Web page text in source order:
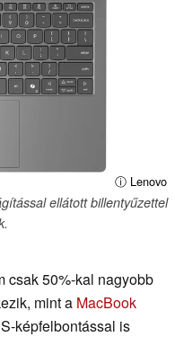
ⓘ Lenovo
ellátott billentyűzettel
csak 50%-kal nagyobb
mint a MacBook
képfelbontással is